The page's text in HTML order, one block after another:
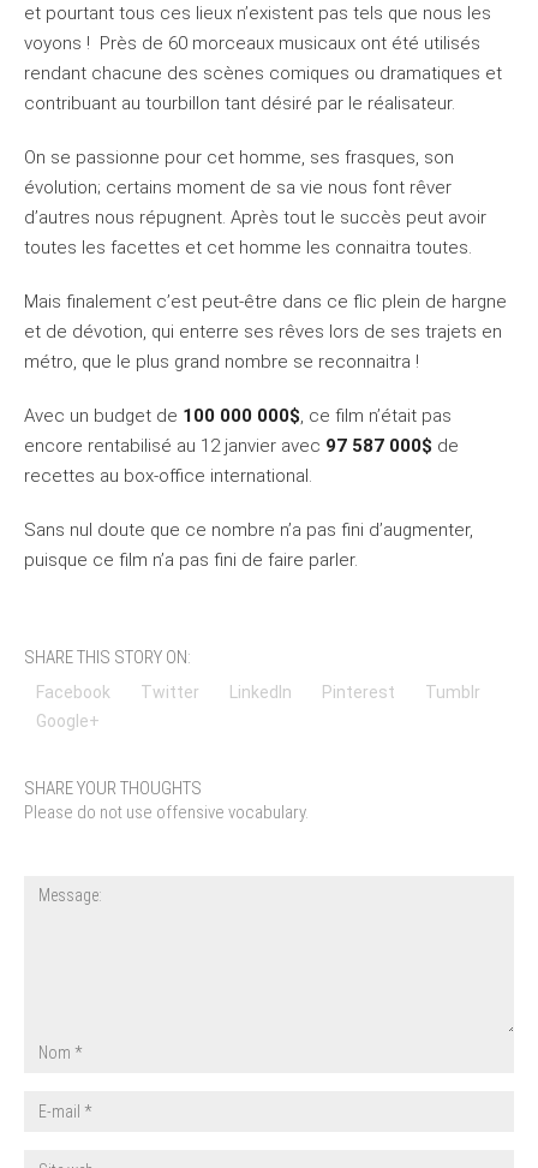
et pourtant tous ces lieux n’existent pas tels que nous les
voyons ! Près de 60 morceaux musicaux ont été utilisés
rendant chacune des scènes comiques ou dramatiques et
contribuant au tourbillon tant désiré par le réalisateur.
On se passionne pour cet homme, ses frasques, son
évolution; certains moment de sa vie nous font rêver
d’autres nous répugnent. Après tout le succès peut avoir
toutes les facettes et cet homme les connaitra toutes.
Mais finalement c’est peut-être dans ce flic plein de hargne
et de dévotion, qui enterre ses rêves lors de ses trajets en
métro, que le plus grand nombre se reconnaitra !
Avec un budget de 100 000 000$, ce film n’était pas
encore rentabilisé au 12 janvier avec 97 587 000$ de
recettes au box-office international.
Sans nul doute que ce nombre n’a pas fini d’augmenter,
puisque ce film n’a pas fini de faire parler.
SHARE THIS STORY ON:
Facebook Twitter LinkedIn Pinterest
Tumblr
Google+
SHARE YOUR THOUGHTS
Please do not use offensive vocabulary.